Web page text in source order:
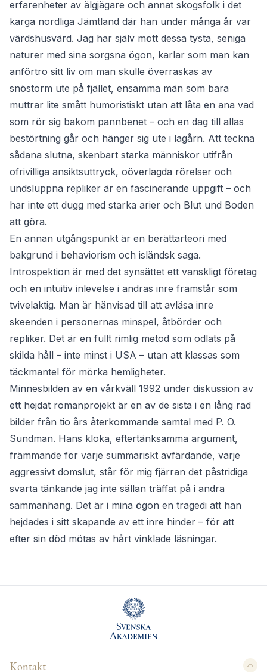
erfarenheter av älgjägare och annat skogsfolk i det
karga nordliga Jämtland där han under många år var
värdshusvärd. Jag har själv mött dessa tysta, seniga
naturer med sina sorgsna ögon, karlar som man kan
anförtro sitt liv om man skulle överraskas av
snöstorm ute på fjället, ensamma män som bara
muttrar lite smått humoristiskt utan att låta en ana vad
som rör sig bakom pannbenet – och en dag till allas
bestörtning går och hänger sig ute i lagårn. Att teckna
sådana slutna, skenbart starka människor utifrån
ofrivilliga ansiktsuttryck, oöverlagda rörelser och
undsluppna repliker är en fascinerande uppgift – och
har inte ett dugg med starka arier och Blut und Boden
att göra.
En annan utgångspunkt är en berättarteori med
bakgrund i behaviorism och isländsk saga.
Introspektion är med det synsättet ett vanskligt företag
och en intuitiv inlevelse i andras inre framstår som
tvivelaktig. Man är hänvisad till att avläsa inre
skeenden i personernas minspel, åtbörder och
repliker. Det är en fullt rimlig metod som odlats på
skilda håll – inte minst i USA – utan att klassas som
täckmantel för mörka hemligheter.
Minnesbilden av en vårkväll 1992 under diskussion av
ett hejdat romanprojekt är en av de sista i en lång rad
bilder från tio års återkommande samtal med P. O.
Sundman. Hans kloka, eftertänksamma argument,
främmande för varje summariskt avfärdande, varje
aggressivt domslut, står för mig fjärran det påstridiga
svarta tänkande jag inte sällan träffat på i andra
sammanhang. Det är i mina ögon en tragedi att han
hejdades i sitt skapande av ett inre hinder – för att
efter sin död mötas av hårt vinklade läsningar.
Kontakt